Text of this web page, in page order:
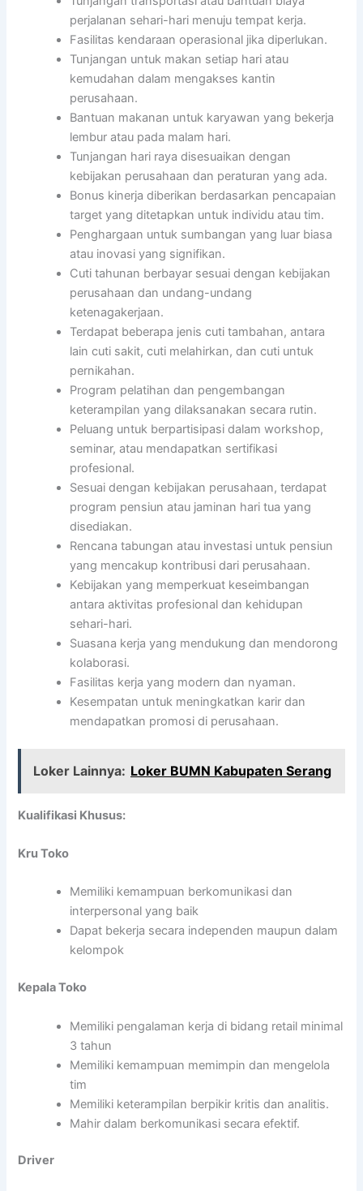
perjalanan sehari-hari menuju tempat kerja.
Fasilitas kendaraan operasional jika diperlukan.
Tunjangan untuk makan setiap hari atau
kemudahan dalam mengakses kantin
perusahaan.
Bantuan makanan untuk karyawan yang bekerja
lembur atau pada malam hari.
Tunjangan hari raya disesuaikan dengan
kebijakan perusahaan dan peraturan yang ada.
Bonus kinerja diberikan berdasarkan pencapaian
target yang ditetapkan untuk individu atau tim.
Penghargaan untuk sumbangan yang luar biasa
atau inovasi yang signifikan.
Cuti tahunan berbayar sesuai dengan kebijakan
perusahaan dan undang-undang
ketenagakerjaan.
Terdapat beberapa jenis cuti tambahan, antara
lain cuti sakit, cuti melahirkan, dan cuti untuk
pernikahan.
Program pelatihan dan pengembangan
keterampilan yang dilaksanakan secara rutin.
Peluang untuk berpartisipasi dalam workshop,
seminar, atau mendapatkan sertifikasi
profesional.
Sesuai dengan kebijakan perusahaan, terdapat
program pensiun atau jaminan hari tua yang
disediakan.
Rencana tabungan atau investasi untuk pensiun
yang mencakup kontribusi dari perusahaan.
Kebijakan yang memperkuat keseimbangan
antara aktivitas profesional dan kehidupan
sehari-hari.
Suasana kerja yang mendukung dan mendorong
kolaborasi.
Fasilitas kerja yang modern dan nyaman.
Kesempatan untuk meningkatkan karir dan
mendapatkan promosi di perusahaan.
Loker Lainnya: Loker BUMN Kabupaten Serang
Kualifikasi Khusus:
Kru Toko
Memiliki kemampuan berkomunikasi dan
interpersonal yang baik
Dapat bekerja secara independen maupun dalam
kelompok
Kepala Toko
Memiliki pengalaman kerja di bidang retail minimal
3 tahun
Memiliki kemampuan memimpin dan mengelola
tim
Memiliki keterampilan berpikir kritis dan analitis.
Mahir dalam berkomunikasi secara efektif.
Driver